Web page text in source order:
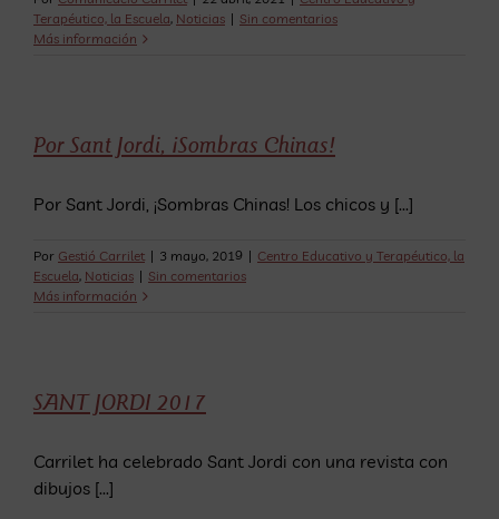
Terapéutico, la Escuela, Noticias | Sin comentarios
Más información
Por Sant Jordi, ¡Sombras Chinas!
Por Sant Jordi, ¡Sombras Chinas! Los chicos y [...]
Por Gestió Carrilet | 3 mayo, 2019 | Centro Educativo y Terapéutico, la
Escuela, Noticias | Sin comentarios
Más información
SANT JORDI 2017
Carrilet ha celebrado Sant Jordi con una revista con
dibujos [...]